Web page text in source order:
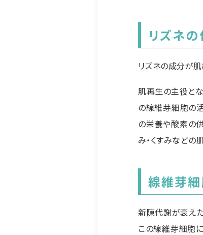
リズネ
リズネの成分が肌
肌再生の主役と
の線維芽細胞の
の栄養や酸素の
み・くすみなどの
線維芽
新陳代謝が衰え
この線維芽細胞